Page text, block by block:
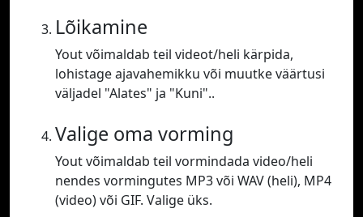
Lõikamine
Yout võimaldab teil videot/heli kärpida,
lohistage ajavahemikku või muutke väärtusi
väljadel "Alates" ja "Kuni"..
Valige oma vorming
Yout võimaldab teil vormindada video/heli
nendes vormingutes MP3 või WAV (heli), MP4
(video) või GIF. Valige üks.